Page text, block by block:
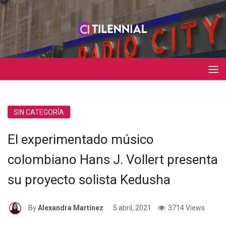
SIN CATEGORÍA
El experimentado músico
colombiano Hans J. Vollert presenta
su proyecto solista Kedusha
ByAlexandra Martínez 5 abril, 2021 3714 Views